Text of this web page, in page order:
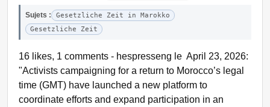
Sujets :
Gesetzliche Zeit in Marokko
Gesetzliche Zeit
16 likes, 1 comments - hespresseng le April 23, 2026:
"Activists campaigning for a return to Morocco’s legal
time (GMT) have launched a new platform to
coordinate efforts and expand participation in an